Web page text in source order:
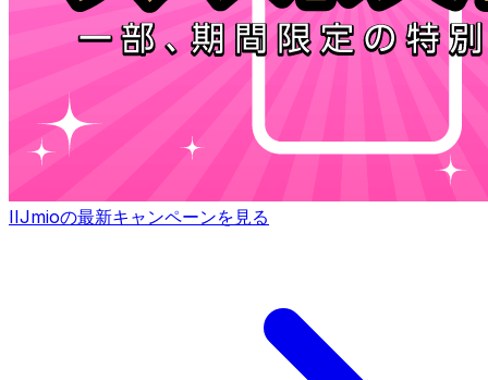
IIJmioの最新キャンペーンを見る